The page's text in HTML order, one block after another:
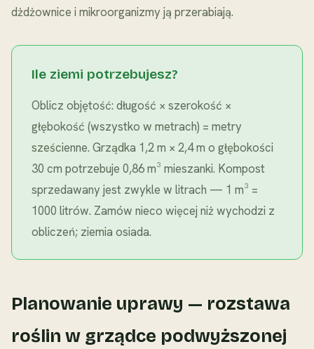
dżdżownice i mikroorganizmy ją przerabiają.
Ile ziemi potrzebujesz?
Oblicz objętość: długość × szerokość ×
głębokość (wszystko w metrach) = metry
sześcienne. Grządka 1,2 m × 2,4 m o głębokości
30 cm potrzebuje 0,86 m³ mieszanki. Kompost
sprzedawany jest zwykle w litrach — 1 m³ =
1000 litrów. Zamów nieco więcej niż wychodzi z
obliczeń; ziemia osiada.
Planowanie uprawy — rozstawa
roślin w grządce podwyższonej